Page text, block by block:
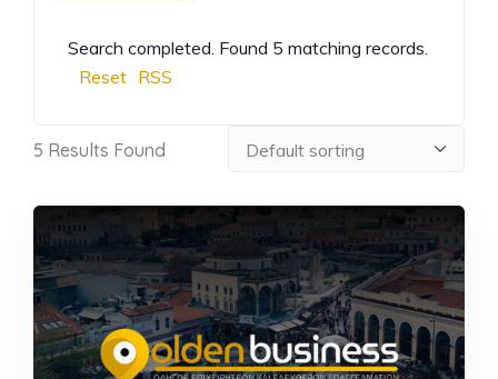
Search completed. Found 5 matching records.
Reset RSS
5 Results Found